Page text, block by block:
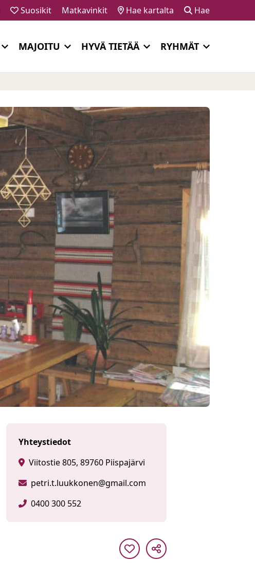
Suosikit Matkavinkit Hae kartalta Hae
MAJOITU HYVÄ TIETÄÄ RYHMÄT
Yhteystiedot
Viitostie 805, 89760 Piispajärvi
petri.t.luukkonen@gmail.com
0400 300 552